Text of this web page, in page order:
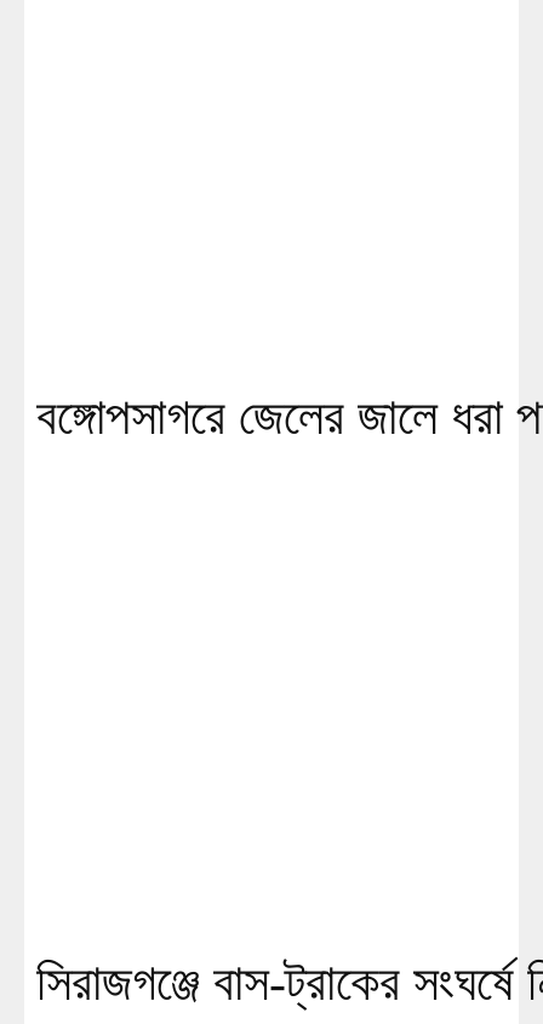
বঙ্গোপসাগরে জেলের জালে
সিরাজগঞ্জে বাস-ট্রাকের